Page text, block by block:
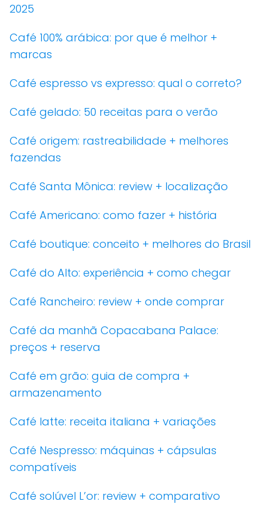
2025
Café 100% arábica: por que é melhor +
marcas
Café espresso vs expresso: qual o correto?
Café gelado: 50 receitas para o verão
Café origem: rastreabilidade + melhores
fazendas
Café Santa Mônica: review + localização
Café Americano: como fazer + história
Café boutique: conceito + melhores do Brasil
Café do Alto: experiência + como chegar
Café Rancheiro: review + onde comprar
Café da manhã Copacabana Palace:
preços + reserva
Café em grão: guia de compra +
armazenamento
Café latte: receita italiana + variações
Café Nespresso: máquinas + cápsulas
compatíveis
Café solúvel L’or: review + comparativo